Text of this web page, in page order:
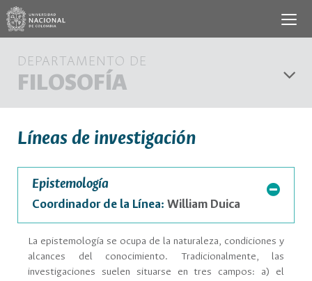
DEPARTAMENTO DE
FILOSOFÍA
Líneas de investigación
Epistemología
Coordinador de la Línea: William Duica
La epistemología se ocupa de la naturaleza, condiciones y
alcances del conocimiento. Tradicionalmente, las
investigaciones suelen situarse en tres campos: a) el